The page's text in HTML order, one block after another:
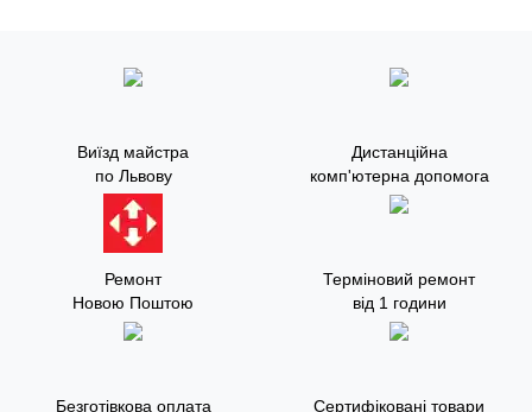
Виїзд майстра
по Львову
Дистанційна
комп'ютерна допомога
Ремонт
Новою Поштою
Терміновий ремонт
від 1 години
Безготівкова оплата
Сертифіковані товари